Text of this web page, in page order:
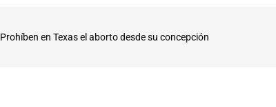
Prohíben en Texas el aborto desde su concepción